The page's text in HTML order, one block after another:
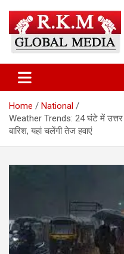
content
Latest Hindi
News – RKM
and the World
Home
National
Weather Trends: 24 घंटे में उत्तर
बारिश, यहां चलेंगी तेज हवाएं